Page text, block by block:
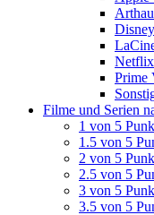
Netflix
Prime
Filme und Serien
1 von 5
1.5 von 5
2 von 5
2.5 von 5
3 von 5
3.5 von 5